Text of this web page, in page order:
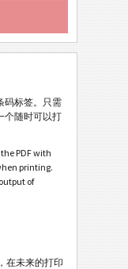
Galia ETI.9 - License Plate - Single / Master
Galia ETI.9 - License Plate - Master Multiple
Galia ETI.9 - License Plate - Master Mixed
Mixed
Galia ETI.9 - L3P License Plate - Single / Master
码标签。只需
个随时可以打
PDF with
printing.
of
在未来的打印